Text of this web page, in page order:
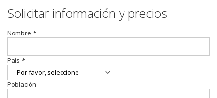
Solicitar información y precios
Nombre *
País *
Población